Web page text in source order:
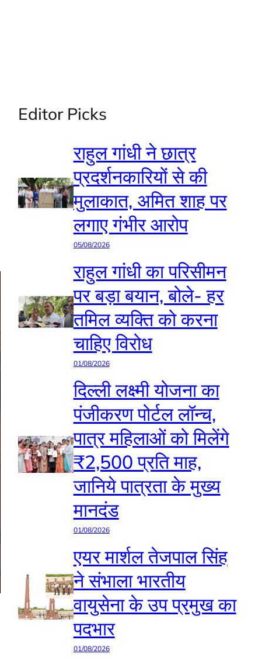
Editor Picks
राहुल गांधी ने छात्र
प्रदर्शनकारियों से की
मुलाकात, अमित शाह पर
लगाए गंभीर आरोप
05/08/2026
राहुल गांधी का परिसीमन
पर बड़ा बयान, बोले- हर
तमिल व्यक्ति को करना
चाहिए विरोध
01/08/2026
दिल्ली लक्ष्मी योजना का
पंजीकरण पोर्टल लॉन्च,
पात्र महिलाओं को मिलेंगे
₹2,500 प्रति माह,
जानिये पात्रता के मुख्य
मानदंड
01/08/2026
एयर मार्शल तेजपाल सिंह
ने संभाला भारतीय
वायुसेना के उप प्रमुख का
पदभार
01/08/2026